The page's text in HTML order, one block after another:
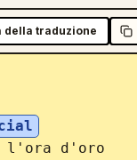
della traduzione
l'ora d'oro